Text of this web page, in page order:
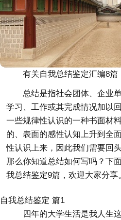
有关自我总结鉴定汇编8篇
总结是指社会团体、企业
学习、工作或其完成情况加以
一些规律性认识的一种书面材
的、表面的感性认知上升到全
性认识上来，因此我们需要回
那么你知道总结如何写吗？下
我总结鉴定9篇，欢迎大家分享
自我总结鉴定 篇1
四年的大学生活是我人生